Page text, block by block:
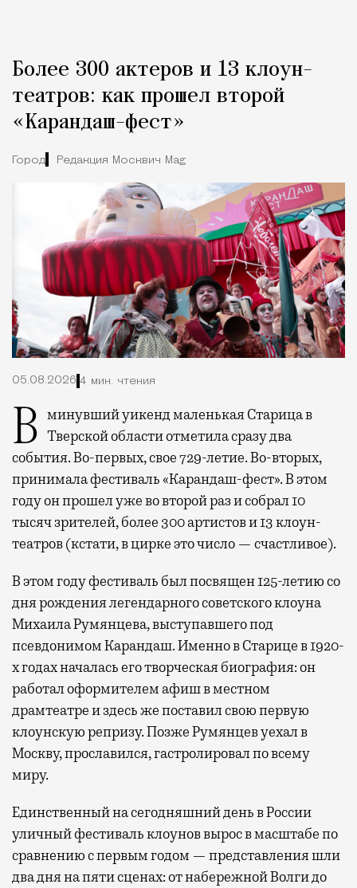
Более 300 актеров и 13 клоун-
театров: как прошел второй
«Карандаш-фест»
Город Редакция Москвич Mag
05.08.2026 4 мин. чтения
В минувший уикенд маленькая Старица в Тверской области отметила сразу два
события. Во-первых, свое 729-летие. Во-вторых,
принимала фестиваль «Карандаш-фест». В этом
году он прошел уже во второй раз и собрал 10
тысяч зрителей, более 300 артистов и 13 клоун-
театров (кстати, в цирке это число — счастливое).
В этом году фестиваль был посвящен 125-летию со
дня рождения легендарного советского клоуна
Михаила Румянцева, выступавшего под
псевдонимом Карандаш. Именно в Старице в 1920-
х годах началась его творческая биография: он
работал оформителем афиш в местном
драмтеатре и здесь же поставил свою первую
клоунскую репризу. Позже Румянцев уехал в
Москву, прославился, гастролировал по всему
миру.
Единственный на сегодняшний день в России
уличный фестиваль клоунов вырос в масштабе по
сравнению с первым годом — представления шли
два дня на пяти сценах: от набережной Волги до